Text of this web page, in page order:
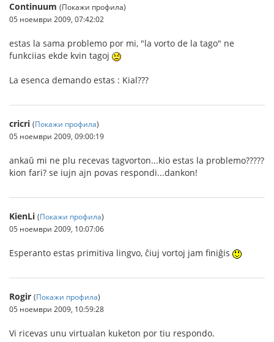
Continuum (Покажи профила)
05 ноември 2009, 07:42:02
estas la sama problemo por mi, "la vorto de la tago" ne
funkciias ekde kvin tagoj
La esenca demando estas : Kial???
cricri (Покажи профила)
05 ноември 2009, 09:00:19
ankaŭ mi ne plu recevas tagvorton...kio estas la problemo?????
kion fari? se iujn ajn povas respondi...dankon!
KienLi (Покажи профила)
05 ноември 2009, 10:07:06
Esperanto estas primitiva lingvo, ĉiuj vortoj jam finiĝis
Rogir (Покажи профила)
05 ноември 2009, 10:59:28
Vi ricevas unu virtualan kuketon por tiu respondo.